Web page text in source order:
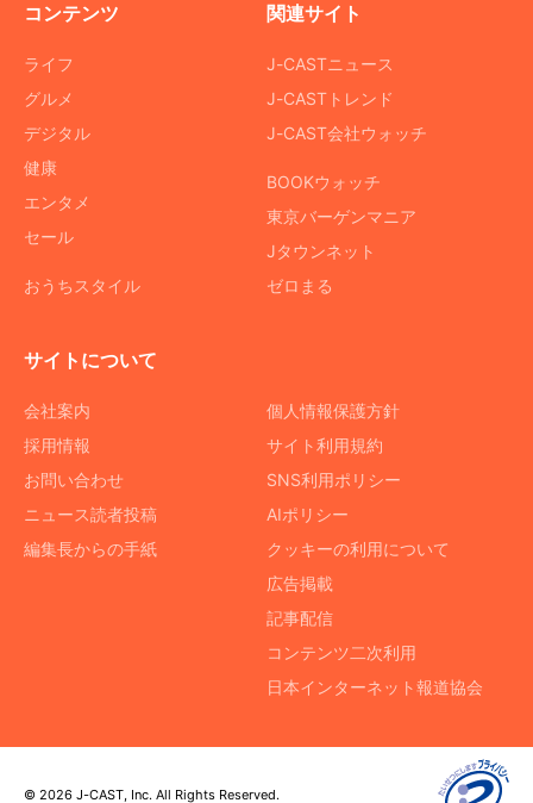
コンテンツ
ライフ
グルメ
デジタル
健康
エンタメ
セール
おうちスタイル
関連サイト
J-CASTニュース
J-CASTトレンド
J-CAST会社ウォッチ
BOOKウォッチ
東京バーゲンマニア
Jタウンネット
ゼロまる
サイトについて
会社案内
採用情報
お問い合わせ
ニュース読者投稿
編集長からの手紙
個人情報保護方針
サイト利用規約
SNS利用ポリシー
AIポリシー
クッキーの利用について
広告掲載
記事配信
コンテンツ二次利用
日本インターネット報道協会
© 2026 J-CAST, Inc. All Rights Reserved.